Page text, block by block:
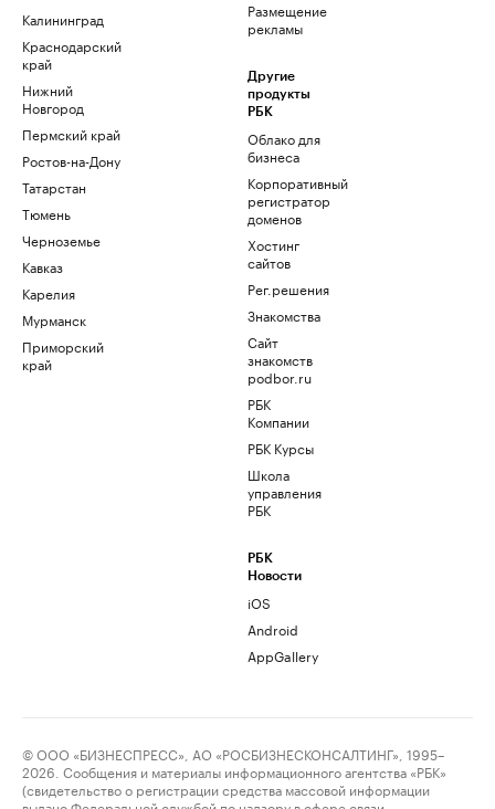
Калининград
Краснодарский
край
Нижний
Новгород
Пермский край
Ростов-на-Дону
Татарстан
Тюмень
Черноземье
Кавказ
Карелия
Мурманск
Приморский
край
Размещение
рекламы
Другие
продукты
РБК
Облако для
бизнеса
Корпоративный
регистратор
доменов
Хостинг
сайтов
Рег.решения
Знакомства
Сайт
знакомств
podbor.ru
РБК
Компании
РБК Курсы
Школа
управления
РБК
РБК
Новости
iOS
Android
AppGallery
© ООО «БИЗНЕСПРЕСС», АО «РОСБИЗНЕСКОНСАЛТИНГ», 1995–
2026. Сообщения и материалы информационного агентства «РБК»
(свидетельство о регистрации средства массовой информации